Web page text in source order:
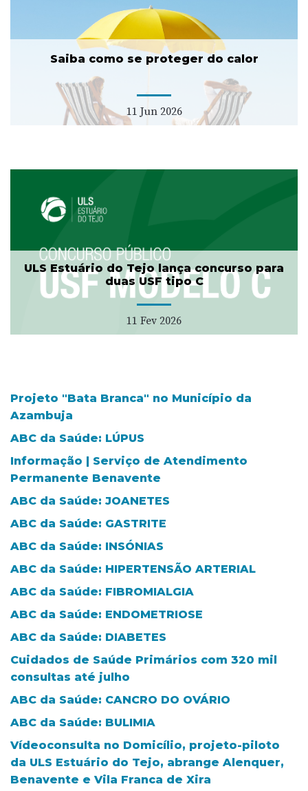
Saiba como se proteger do calor
11 Jun 2026
ULS Estuário do Tejo lança concurso para
duas USF tipo C
11 Fev 2026
Projeto "Bata Branca" no Município da
Azambuja
ABC da Saúde: LÚPUS
Informação | Serviço de Atendimento
Permanente Benavente
ABC da Saúde: JOANETES
ABC da Saúde: GASTRITE
ABC da Saúde: INSÓNIAS
ABC da Saúde: HIPERTENSÃO ARTERIAL
ABC da Saúde: FIBROMIALGIA
ABC da Saúde: ENDOMETRIOSE
ABC da Saúde: DIABETES
Cuidados de Saúde Primários com 320 mil
consultas até julho
ABC da Saúde: CANCRO DO OVÁRIO
ABC da Saúde: BULIMIA
Vídeoconsulta no Domicílio, projeto-piloto
da ULS Estuário do Tejo, abrange Alenquer,
Benavente e Vila Franca de Xira